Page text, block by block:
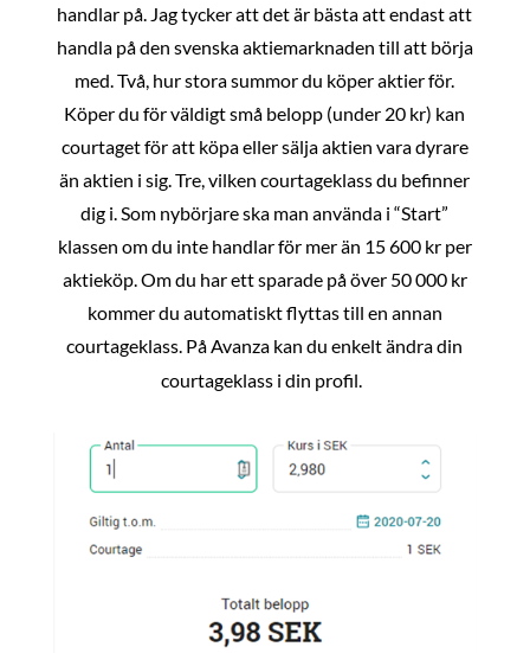
handlar på. Jag tycker att det är bästa att endast att
handla på den svenska aktiemarknaden till att börja
med. Två, hur stora summor du köper aktier för.
Köper du för väldigt små belopp (under 20 kr) kan
courtaget för att köpa eller sälja aktien vara dyrare
än aktien i sig. Tre, vilken courtageklass du befinner
dig i. Som nybörjare ska man använda i “Start”
klassen om du inte handlar för mer än 15 600 kr per
aktieköp. Om du har ett sparade på över 50 000 kr
kommer du automatiskt flyttas till en annan
courtageklass. På Avanza kan du enkelt ändra din
courtageklass i din profil.